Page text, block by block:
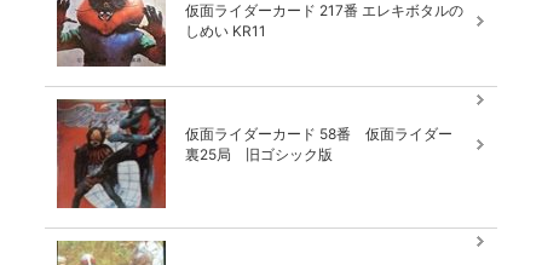
仮面ライダーカード 217番 エレキボタルの
しめい KR11
仮面ライダーカード 58番 仮面ライダー
裏25局 旧ゴシック版